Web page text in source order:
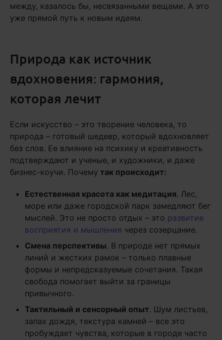
между, казалось бы, несвязанными вещами. А это
уже прямой путь к новым идеям.
Природа как источник
вдохновения: гармония,
которая лечит
Если искусство – это творение человека, то
природа – готовый шедевр, который вдохновляет
без слов. Ее влияние на психику и креативность
подтверждают и ученые, и художники, и даже
бизнес-коучи. Почему так происходит:
Естественная красота как медитация. Лес,
море или даже городской парк замедляют бег
мыслей. Это не просто отдых – это развитие
восприятия и мышления через созерцание.
Смена перспективы. В природе нет прямых
линий и жестких рамок – только плавные
формы и непредсказуемые сочетания. Такая
свобода помогает выйти за границы
привычного.
Тактильный и сенсорный опыт. Шум листьев,
запах дождя, текстура камней – все это
пробуждает чувства, которые в городе часто